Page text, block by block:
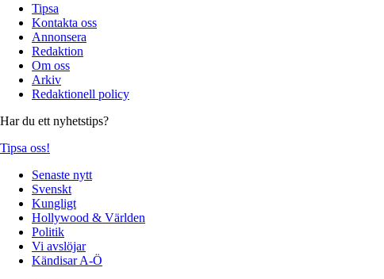
Tipsa
Kontakta oss
Annonsera
Redaktion
Om oss
Arkiv
Redaktionell policy
Har du ett nyhetstips?
Tipsa oss!
Senaste nytt
Svenskt
Kungligt
Hollywood & Världen
Politik
Vi avslöjar
Kändisar A-Ö